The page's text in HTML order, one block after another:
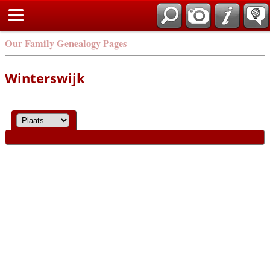
Our Family Genealogy Pages
Winterswijk